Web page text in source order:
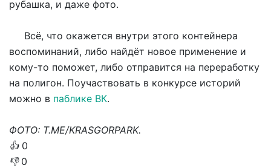
рубашка, и даже фото.
Всё, что окажется внутри этого контейнера
воспоминаний, либо найдёт новое применение и
кому-то поможет, либо отправится на переработку
на полигон. Поучаствовать в конкурсе историй
можно в паблике ВК.
ФОТО: T.ME/KRASGORPARK.
👍 0
👎 0